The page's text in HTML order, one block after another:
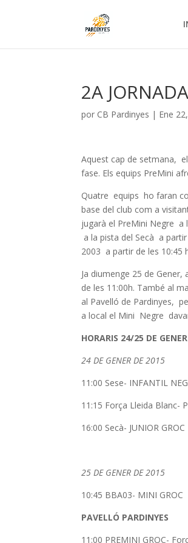
2A
por CB Pardinyes | Ene
Aquest cap de setmana,
fase. Els equips PreMini
Quatre equips ho faran
base del club com a
jugarà el PreMini Negre a
a la pista del Secà a
2003 a partir de les 10:45
Ja diumenge 25 de
de les 11:00h. També al
al Pavelló de Pardinyes,
a local el Mini Negre
HORARIS 24/25 DE
24 DE GENER DE 2015
11:00 Sese- INFANTIL
11:15 Força Lleida Blanc-
16:00 Secà- JUNIOR GROC
25 DE GENER DE 2015
10:45 BBA03- MINI GROC
PAVELLÓ PARDINYES
11:00 PREMINI GROC-